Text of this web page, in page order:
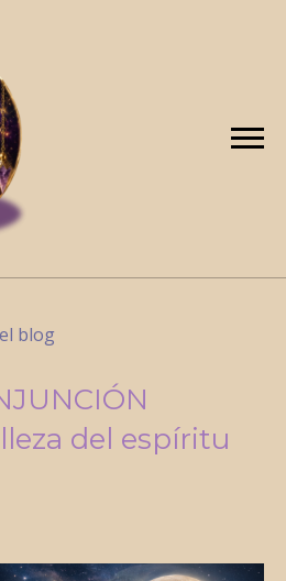
blog
del espíritu